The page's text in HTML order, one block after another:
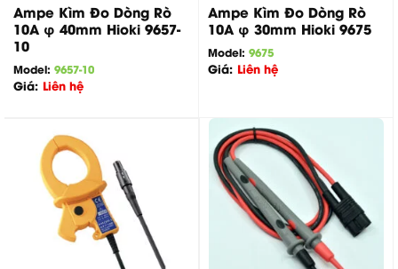
Ampe Kìm Đo Dòng Rò
10A φ 40mm Hioki 9657-
10
Model: 9657-10
Giá: Liên hệ
Ampe Kìm Đo Dòng Rò
10A φ 30mm Hioki 9675
Model: 9675
Giá: Liên hệ